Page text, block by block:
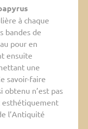
à chaque
bandes de
pour en
ensuite
une
savoir-faire
obtenu n’est pas
esthétiquement
l’Antiquité